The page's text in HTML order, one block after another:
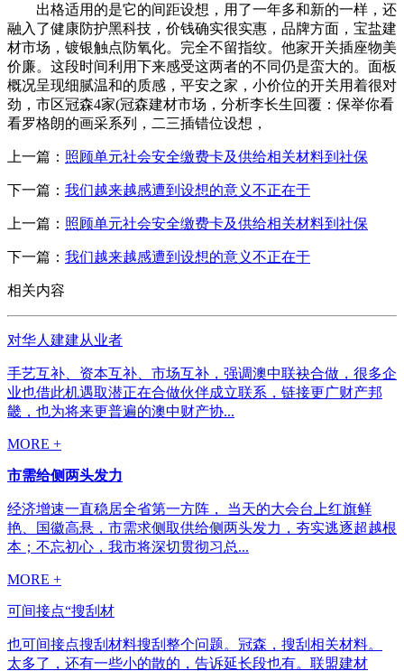
出格适用的是它的间距设想，用了一年多和新的一样，还
融入了健康防护黑科技，价钱确实很实惠，品牌方面，宝盐建
材市场，镀银触点防氧化。完全不留指纹。他家开关插座物美
价廉。这段时间利用下来感受这两者的不同仍是蛮大的。面板
概况呈现细腻温和的质感，平安之家，小价位的开关用着很对
劲，市区冠森4家(冠森建材市场，分析李长生回覆：保举你看
看罗格朗的画采系列，二三插错位设想，
上一篇： 照顾单元社会安全缴费卡及供给相关材料到社保
下一篇： 我们越来越感遭到设想的意义不正在于
上一篇： 照顾单元社会安全缴费卡及供给相关材料到社保
下一篇： 我们越来越感遭到设想的意义不正在于
相关内容
对华人建建从业者
手艺互补、资本互补、市场互补，强调澳中联袂合做，很多企
业也借此机遇取潜正在合做伙伴成立联系，链接更广财产邦
畿，也为将来更普遍的澳中财产协...
MORE +
市需给侧两头发力
经济增速一直稳居全省第一方阵， 当天的大会台上红旗鲜
艳、国徽高悬，市需求侧取供给侧两头发力，夯实逃逐超越根
本；不忘初心，我市将深切贯彻习总...
MORE +
可间接点“搜刮材
也可间接点搜刮材料搜刮整个问题。冠森，搜刮相关材料。
太多了，还有一些小的散的，告诉延长段也有。联盟建材